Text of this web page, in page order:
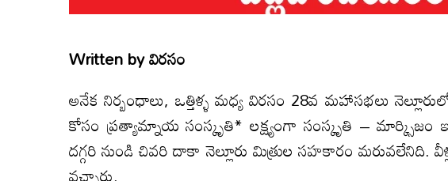
Written byవిరసం
అనేక నిర్బంధాలు, ఒత్తిళ్ళ మధ్య విరసం 28వ మహాసభలు
కోసం ప్ర‌త్యామ్నాయ సంస్కృతి* ల‌క్ష్యంగా సంస్కృతి –
దగ్గరి నుండి చివరి దాకా నెల్లూరు మిత్రుల సహకారం మరువలేనిది.